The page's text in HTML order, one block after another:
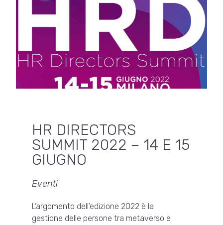
HR DIRECTORS
SUMMIT 2022 – 14 E 15
GIUGNO
Eventi
L’argomento dell’edizione 2022 è la
gestione delle persone tra metaverso e